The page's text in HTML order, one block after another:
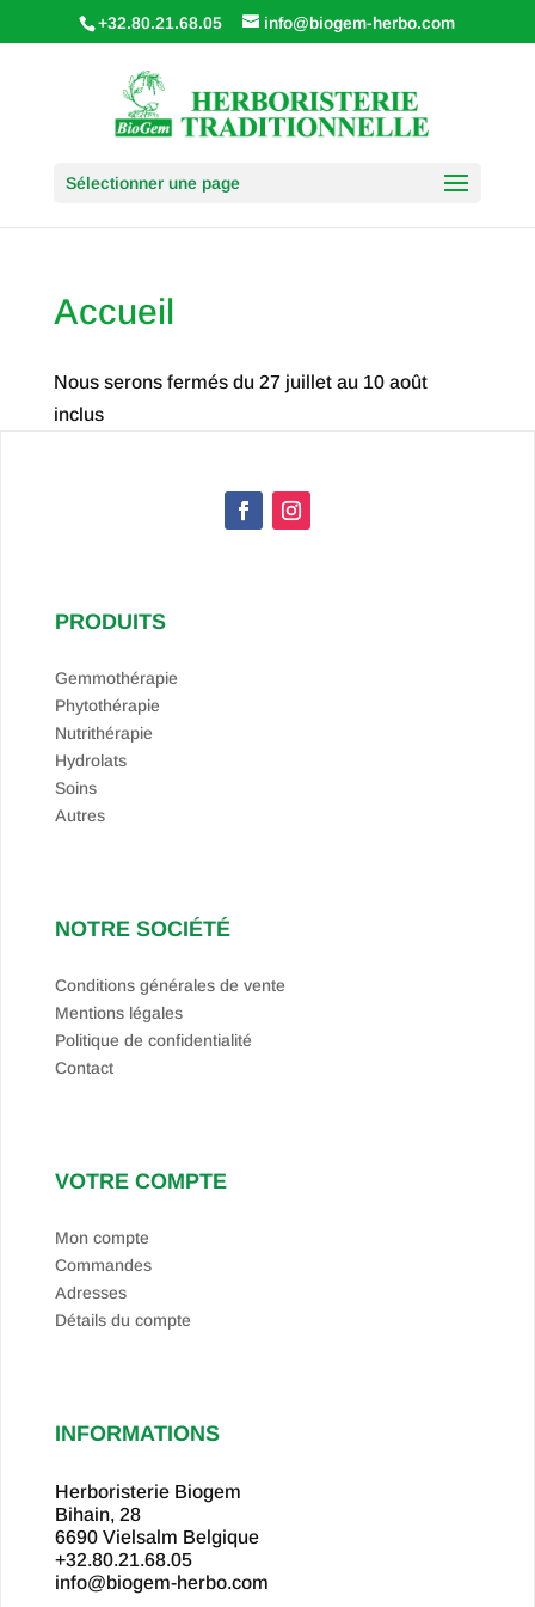
+32.80.21.68.05 info@biogem-herbo.com
Sélectionner une page
Accueil
Nous serons fermés du 27 juillet au 10 août
inclus
PRODUITS
Gemmothérapie
Phytothérapie
Nutrithérapie
Hydrolats
Soins
Autres
NOTRE SOCIÉTÉ
Conditions générales de vente
Mentions légales
Politique de confidentialité
Contact
VOTRE COMPTE
Mon compte
Commandes
Adresses
Détails du compte
INFORMATIONS
Herboristerie Biogem
Bihain, 28
6690 Vielsalm Belgique
+32.80.21.68.05
info@biogem-herbo.com